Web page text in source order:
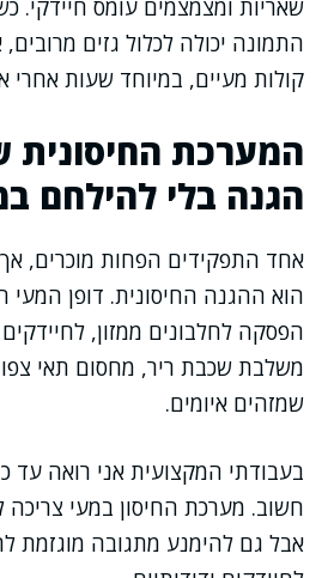
שאריות ומצמצמים עומס חיידקי.
התמונה יכולה לכלול גזים מרובים,
קולות מעיים, במיוחד שעות אחרי
המערכת החיסונית
הגנה בלי להילחם
אחד התפקידים הפחות מוכרים,
הוא ההגנה החיסונית. דופן
הפסקה לחלבונים ממזון, לחיידקים
משלבת שכבת ריר, מחסום תאי
שמזהים איומים.
בעבודתי המקצועית אני רואה עד
חשוב. מערכת החיסון במעי צריכה
אבל גם להימנע מתגובה מוגזמת